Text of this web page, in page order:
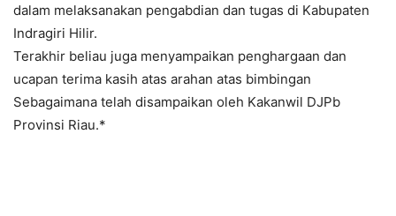
dalam melaksanakan pengabdian dan tugas di Kabupaten
Indragiri Hilir.
Terakhir beliau juga menyampaikan penghargaan dan
ucapan terima kasih atas arahan atas bimbingan
Sebagaimana telah disampaikan oleh Kakanwil DJPb
Provinsi Riau.*